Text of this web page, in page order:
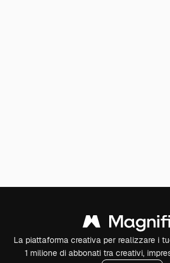
La piattaforma creativa per realizzare i
1 milione di abbonati tra creativi,